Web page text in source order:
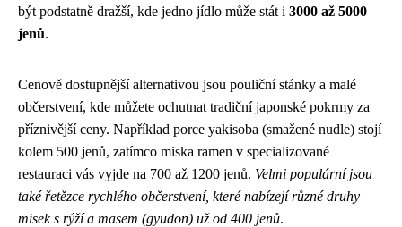
být podstatně dražší, kde jedno jídlo může stát i 3000 až 5000
jenů.
Cenově dostupnější alternativou jsou pouliční stánky a malé
občerstvení, kde můžete ochutnat tradiční japonské pokrmy za
příznivější ceny. Například porce yakisoba (smažené nudle) stojí
kolem 500 jenů, zatímco miska ramen v specializované
restauraci vás vyjde na 700 až 1200 jenů. Velmi populární jsou
také řetězce rychlého občerstvení, které nabízejí různé druhy
misek s rýží a masem (gyudon) už od 400 jenů.